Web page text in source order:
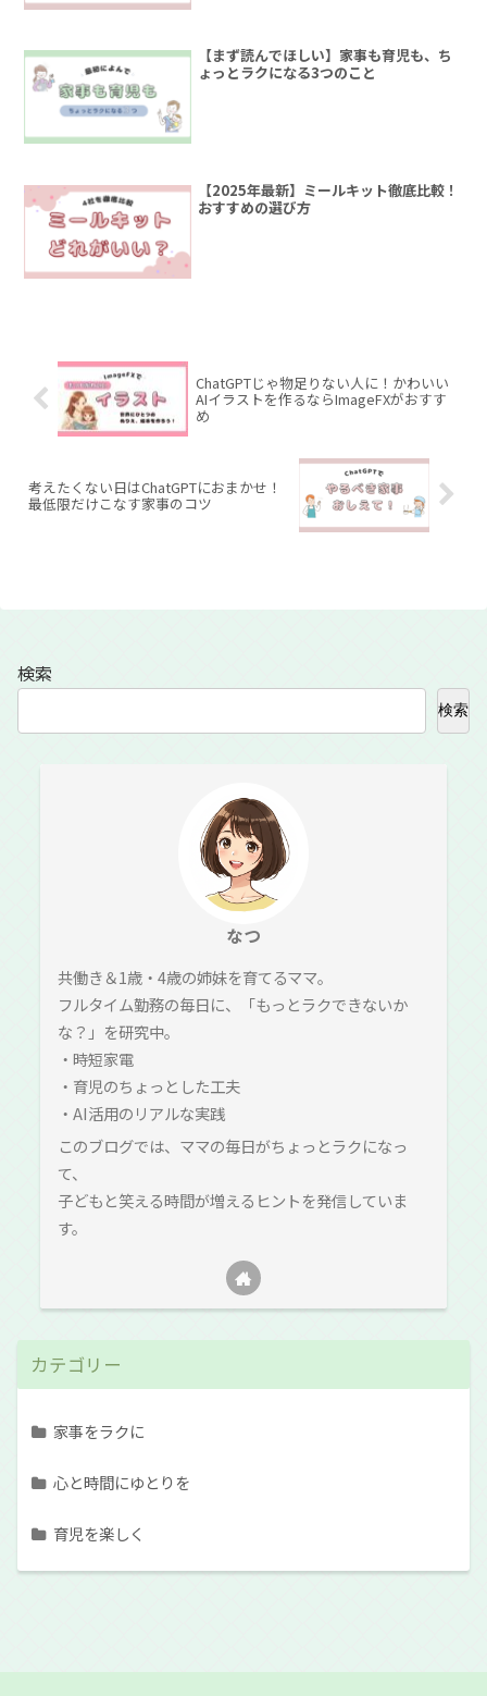
【まず読んでほしい】家事も育児も、ち
ょっとラクになる3つのこと
【2025年最新】ミールキット徹底比較！
おすすめの選び方
ChatGPTじゃ物足りない人に！かわいい
AIイラストを作るならImageFXがおすす
め
考えたくない日はChatGPTにおまかせ！
最低限だけこなす家事のコツ
検索
検索
なつ
共働き＆1歳・4歳の姉妹を育てるママ。
フルタイム勤務の毎日に、「もっとラクできないか
な？」を研究中。
・時短家電
・育児のちょっとした工夫
・AI活用のリアルな実践
このブログでは、ママの毎日がちょっとラクになっ
て、
子どもと笑える時間が増えるヒントを発信していま
す。
カテゴリー
家事をラクに
心と時間にゆとりを
育児を楽しく